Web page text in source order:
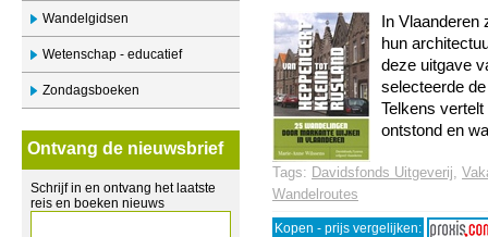
Wandelgidsen
Wetenschap - educatief
Zondagsboeken
Ontvang de nieuwsbrief
Schrijf in en ontvang het laatste
reis en boeken nieuws
In
hun
deze uitgave
selecteerde
Telkens
ontstond en
Tags: Davidsfonds Uitgeverij,
Wandelroutes
Kopen - prijs vergelijken: